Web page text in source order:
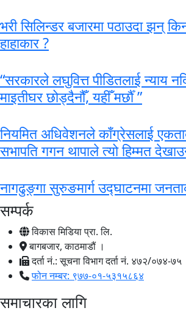
भरी सिलिन्डर बजारमा पठाउदा झन्
हाहाकार ?
“सरकारले लघुवित्त पीडितलाई न्याय
माइतीघर छोड्दैनौँ, यहीँ मर्छौँ ”
नियमित अधिवेशनले काँग्रेसलाई
सभापति गगन थापाले त्यो हिम्मत
नागढुङ्गा सुरुङमार्ग उद्घाटनमा
सम्पर्क
विकास मिडिया प्रा. लि.
बागबजार, काठमाडौं ।
दर्ता नं.: सूचना विभाग दर्ता नं. ४७२/०७४-७५
फोन नम्बर: ९७७-०१-५३१५८६४
समाचारका लागि